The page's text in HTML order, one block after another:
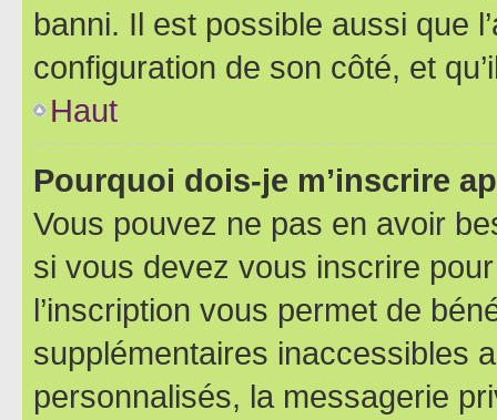
banni. Il est possible aussi que
configuration de son côté, et
Haut
Pourquoi dois-je m’inscrire
Vous pouvez ne pas en avoir
si vous devez vous inscrire
l’inscription vous permet de
supplémentaires inaccessibles
personnalisés, la messagerie